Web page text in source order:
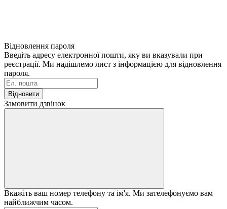
Відновлення пароля
Введіть адресу електронної пошти, яку ви вказували при
реєстрації. Ми надішлемо лист з інформацією для відновлення
пароля.
Відновити
Замовити дзвінок
Вкажіть ваш номер телефону та ім'я. Ми зателефонуємо вам
найближчим часом.